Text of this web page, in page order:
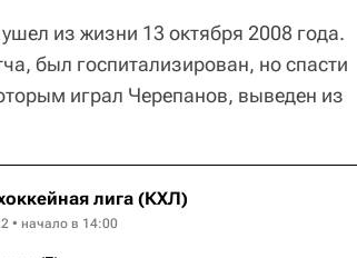
из жизни 13 октября 2008 года.
был госпитализирован, но спасти
играл Черепанов, выведен из
лига (КХЛ)
• начало в 14:00